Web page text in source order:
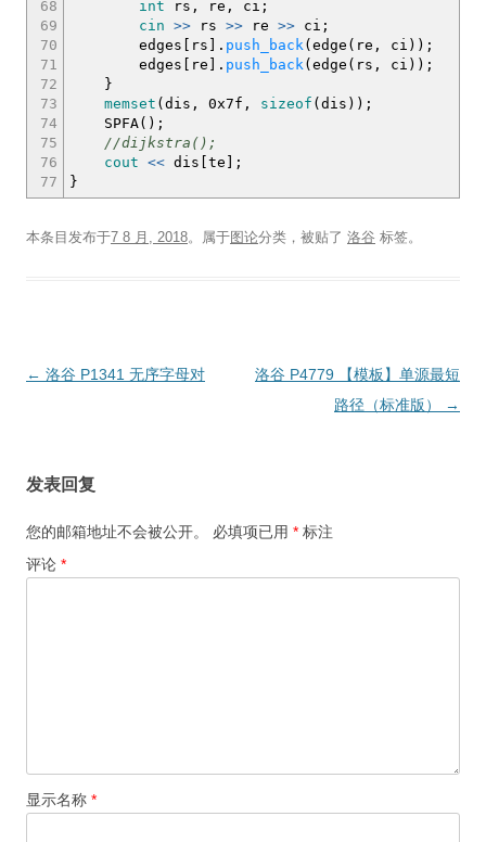
68
69
70
71
72
73
74
75
76
77
int rs, re, ci ;
cin >> rs >> re >> ci ;
edges
rs . push_back( edge ( re, ci ) ) ;
edges
re . push_back( edge ( rs, ci ) ) ;
}
memset ( dis, 0x7f , sizeof ( dis ) ) ;
SPFA( ) ;
//dijkstra();
cout << dis te
;
}
本条目发布于7 8 月, 2018。属于图论分类，被贴了 洛谷 标签。
文
← 洛谷 P1341 无序字母对
洛谷 P4779 【模板】单源最短
路径（标准版）
→
发表回复
您的邮箱地址不会被公开。 必填项已用 * 标注
评论 *
显示名称 *